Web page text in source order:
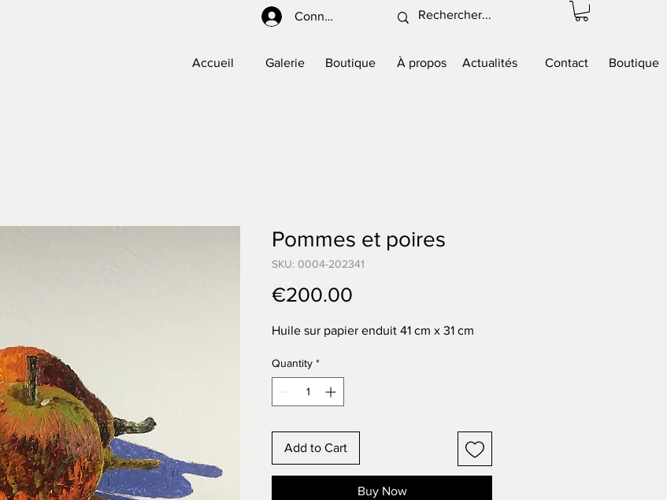
Connexion
Accueil Galerie Boutique À propos Actualités Contact Boutique
Pommes et poires
SKU: 0004-202341
€200.00
Huile sur papier enduit 41 cm x 31 cm
Quantity *
Add to Cart
Buy Now